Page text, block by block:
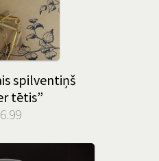
spilventiņš
tētis”